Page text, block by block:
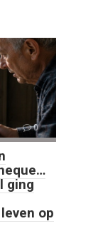
0
ging
op